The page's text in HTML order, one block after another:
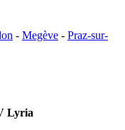
- Megève - Praz-sur-
Lyria